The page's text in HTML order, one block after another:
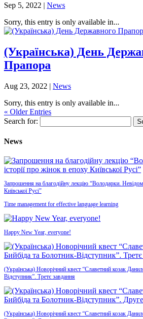
Sep 5, 2022 | News
Sorry, this entry is only available in...
(Українська) День
Прапора
Aug 23, 2022 | News
Sorry, this entry is only available in...
« Older Entries
Search for:
News
Запрошення на благодійну лекцію “Володарки.
Київської Русі”
Time management for effective language learning
Happy New Year, everyone!
(Українська) Новорічний квест “Славетний козак
Відступник”. Третє завдання
(Українська) Новорічний квест “Славетний козак